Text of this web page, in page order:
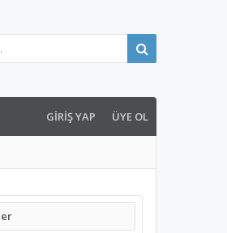
GIRIŞ YAP ÜYE OL